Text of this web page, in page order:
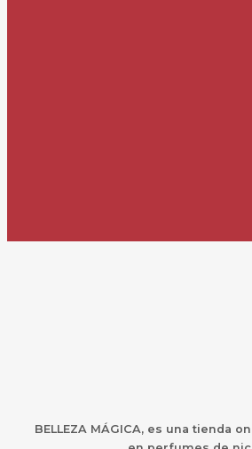
BELLEZA MÁGICA, es una tienda